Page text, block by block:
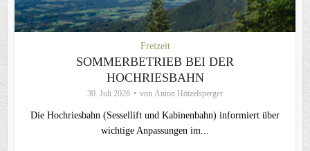
Freizeit
SOMMERBETRIEB BEI DER
HOCHRIESBAHN
30. Juli 2026 von Anton Hötzelsperger
Die Hochriesbahn (Sessellift und Kabinenbahn) informiert über
wichtige Anpassungen im...